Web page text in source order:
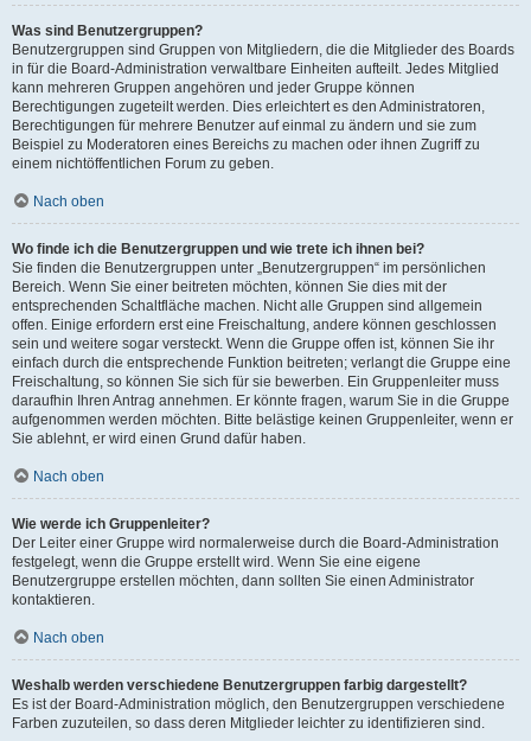
Was sind Benutzergruppen?
Benutzergruppen sind Gruppen von Mitgliedern, die die Mitglieder des Boards
in für die Board-Administration verwaltbare Einheiten aufteilt. Jedes Mitglied
kann mehreren Gruppen angehören und jeder Gruppe können
Berechtigungen zugeteilt werden. Dies erleichtert es den Administratoren,
Berechtigungen für mehrere Benutzer auf einmal zu ändern und sie zum
Beispiel zu Moderatoren eines Bereichs zu machen oder ihnen Zugriff zu
einem nichtöffentlichen Forum zu geben.
Nach oben
Wo finde ich die Benutzergruppen und wie trete ich ihnen bei?
Sie finden die Benutzergruppen unter „Benutzergruppen“ im persönlichen
Bereich. Wenn Sie einer beitreten möchten, können Sie dies mit der
entsprechenden Schaltfläche machen. Nicht alle Gruppen sind allgemein
offen. Einige erfordern erst eine Freischaltung, andere können geschlossen
sein und weitere sogar versteckt. Wenn die Gruppe offen ist, können Sie ihr
einfach durch die entsprechende Funktion beitreten; verlangt die Gruppe eine
Freischaltung, so können Sie sich für sie bewerben. Ein Gruppenleiter muss
daraufhin Ihren Antrag annehmen. Er könnte fragen, warum Sie in die Gruppe
aufgenommen werden möchten. Bitte belästige keinen Gruppenleiter, wenn er
Sie ablehnt, er wird einen Grund dafür haben.
Nach oben
Wie werde ich Gruppenleiter?
Der Leiter einer Gruppe wird normalerweise durch die Board-Administration
festgelegt, wenn die Gruppe erstellt wird. Wenn Sie eine eigene
Benutzergruppe erstellen möchten, dann sollten Sie einen Administrator
kontaktieren.
Nach oben
Weshalb werden verschiedene Benutzergruppen farbig dargestellt?
Es ist der Board-Administration möglich, den Benutzergruppen verschiedene
Farben zuzuteilen, so dass deren Mitglieder leichter zu identifizieren sind.